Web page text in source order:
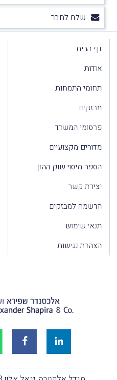
שלח לחבר
דף הבית
אודות
תחומי התמחות
מבזקים
פרסומי המשרד
מדורים מקצועיים
הספר מיסוי שוק ההון
יצירת קשר
הרשמה למבזקים
תנאי שימוש
הצהרת נגישות